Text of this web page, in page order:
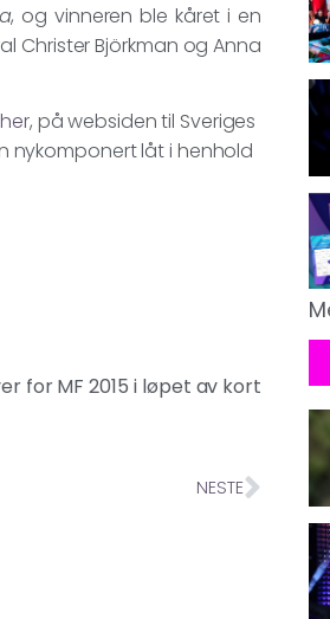
, og vinneren ble kåret i en
Christer Björkman og Anna
her, på websiden til Sveriges
nykomponert låt i henhold
for MF 2015 i løpet av kort
NESTE